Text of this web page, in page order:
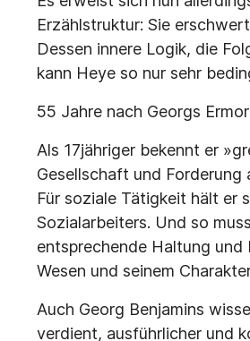
Erzählstruktur: Sie
Dessen innere Logik, die
kann Heye so nur sehr
55 Jahre nach Georgs
Als 17jähriger bekennt er
Gesellschaft und
Für soziale Tätigkeit hält er
Sozialarbeiters. Und so
entsprechende Haltung und
Wesen und seinem
Auch Georg Benjamins
verdient, ausführlicher und